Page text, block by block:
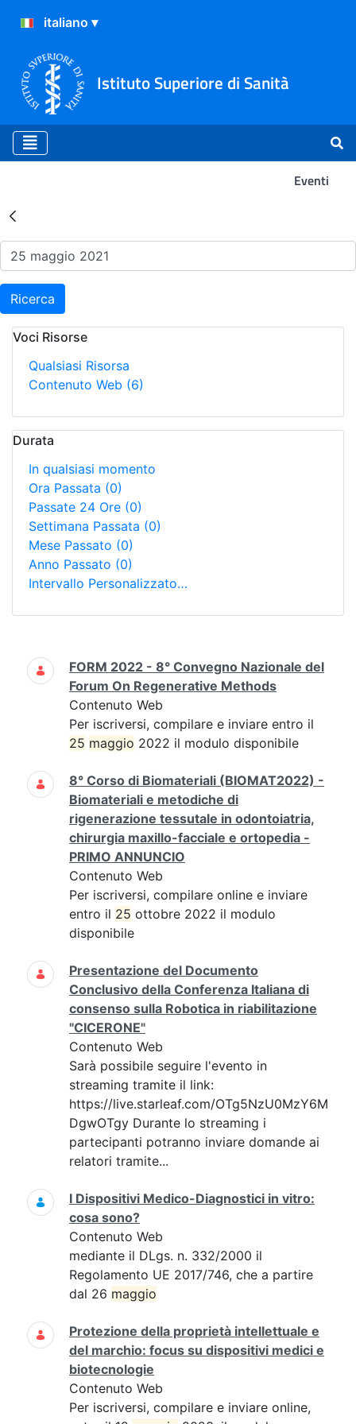
Istituto Superiore di Sanità
Eventi
Risultati della Ricerca -
Ricerca
Voci Risorse
Qualsiasi Risorsa
Contenuto Web (6)
Durata
In qualsiasi momento
Ora Passata (0)
Passate 24 Ore (0)
Settimana Passata (0)
Mese Passato (0)
Anno Passato (0)
Intervallo Personalizzato…
Ricerca
FORM 2022 - 8° Convegno Nazionale del
Forum On Regenerative Methods
Contenuto Web
Per iscriversi, compilare e inviare entro il
25 maggio 2022 il modulo disponibile
8° Corso di Biomateriali (BIOMAT2022) -
Biomateriali e metodiche di
rigenerazione tessutale in odontoiatria,
chirurgia maxillo-facciale e ortopedia -
PRIMO ANNUNCIO
Contenuto Web
Per iscriversi, compilare online e inviare
entro il 25 ottobre 2022 il modulo
disponibile
Presentazione del Documento
Conclusivo della Conferenza Italiana di
consenso sulla Robotica in riabilitazione
"CICERONE"
Contenuto Web
Sarà possibile seguire l'evento in
streaming tramite il link:
https://live.starleaf.com/OTg5NzU0MzY6M
DgwOTgy Durante lo streaming i
partecipanti potranno inviare domande ai
relatori tramite...
I Dispositivi Medico-Diagnostici in vitro:
cosa sono?
Contenuto Web
mediante il DLgs. n. 332/2000 il
Regolamento UE 2017/746, che a partire
dal 26 maggio
Protezione della proprietà intellettuale e
del marchio: focus su dispositivi medici e
biotecnologie
Contenuto Web
Per iscriversi, compilare e inviare online,